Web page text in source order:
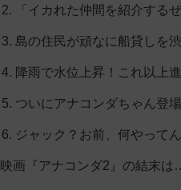
「イカれた仲間を紹介するぜ
島の住民が頑なに船貸しを
降雨で水位上昇！これ以上
ついにアナコンダちゃん登場
ジャック？お前、何やって
映画『アナコンダ2』の結末